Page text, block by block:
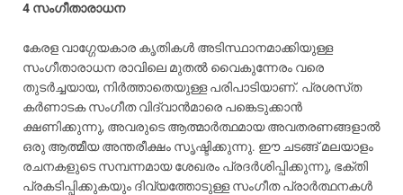
4 സംഗീതാരാധന
കേരള വാഗ്ഗേയകാര കൃതികൾ അടിസ്ഥാനമാക്കിയുള്ള
സംഗീതാരാധന രാവിലെ മുതൽ വൈകുന്നേരം വരെ
തുടർച്ചയായ, നിർത്താതെയുള്ള പരിപാടിയാണ്. പ്രശസ്‌ത
കർണാടക സംഗീത വിദ്വാൻമാരെ പങ്കെടുക്കാൻ
ക്ഷണിക്കുന്നു, അവരുടെ ആത്മാർത്ഥമായ അവതരണങ്ങളാൽ
ഒരു ആത്മീയ അന്തരീക്ഷം സൃഷ്ടിക്കുന്നു. ഈ ചടങ്ങ് മലയാളം
രചനകളുടെ സമ്പന്നമായ ശേഖരം പ്രദർശിപ്പിക്കുന്നു, ഭക്തി
പ്രകടിപ്പിക്കുകയും ദിവ്യത്തോടുള്ള സംഗീത പ്രാർത്ഥനകൾ